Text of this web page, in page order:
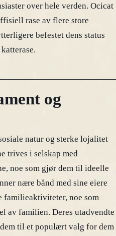
over hele verden. Ocicat
rase av flere store
befestet dens status
og
natur og sterke lojalitet
trives i selskap med
noe som gjør dem til ideelle
nære bånd med sine eiere
familieaktiviteter, noe som
av familien. Deres utadvendte
til et populært valg for dem